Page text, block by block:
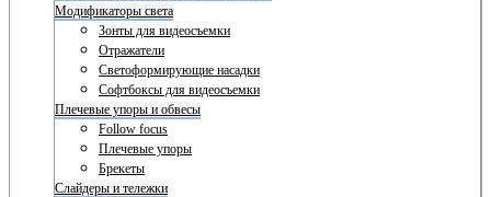
Модификаторы света
Зонты для видеосъемки
Отражатели
Светоформирующие насадки
Софтбоксы для видеосъемки
Плечевые упоры и обвесы
Follow focus
Плечевые упоры
Брекеты
Слайдеры и тележки